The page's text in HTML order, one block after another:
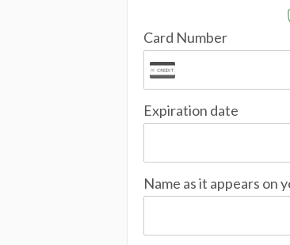
Card Number
Expiration date
Name as it appears on